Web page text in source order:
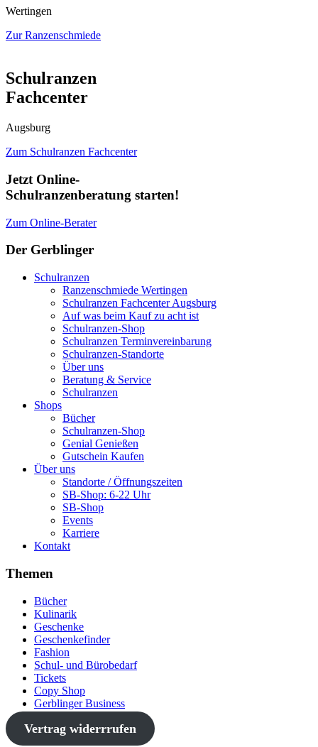
Wertingen
Zur Ranzenschmiede
Schulranzen
Fachcenter
Augsburg
Zum Schulranzen Fachcenter
Jetzt Online-
Schulranzenberatung starten!
Zum Online-Berater
Der Gerblinger
Schulranzen
Ranzenschmiede Wertingen
Schulranzen Fachcenter Augsburg
Auf was beim Kauf zu acht ist
Schulranzen-Shop
Schulranzen Terminvereinbarung
Schulranzen-Standorte
Über uns
Beratung & Service
Schulranzen
Shops
Bücher
Schulranzen-Shop
Genial Genießen
Gutschein Kaufen
Über uns
Standorte / Öffnungszeiten
SB-Shop: 6-22 Uhr
SB-Shop
Events
Karriere
Kontakt
Themen
Bücher
Kulinarik
Geschenke
Geschenkefinder
Fashion
Schul- und Bürobedarf
Tickets
Copy Shop
Gerblinger Business
Vertrag widerrrufen